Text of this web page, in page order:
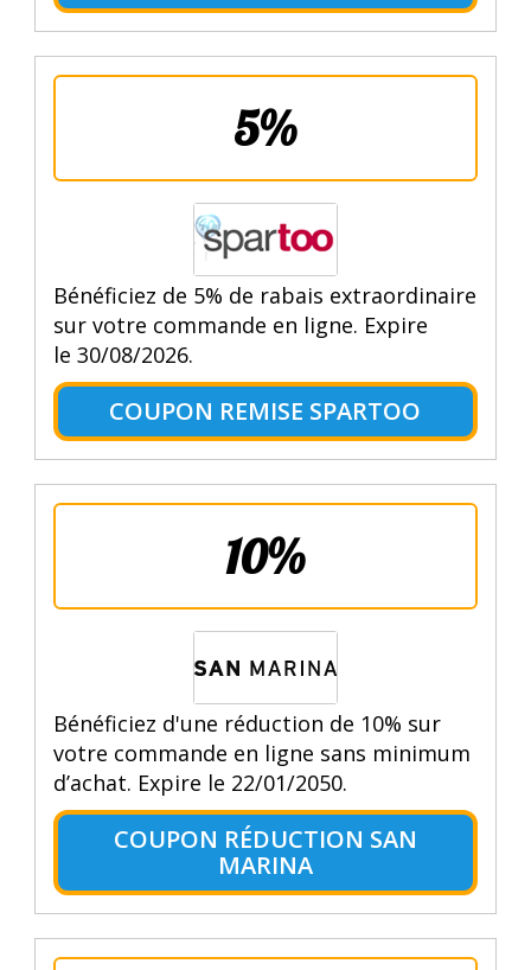
5%
Bénéficiez de 5% de rabais extraordinaire
sur votre commande en ligne. Expire
le 30/08/2026.
COUPON REMISE SPARTOO
10%
Bénéficiez d'une réduction de 10% sur
votre commande en ligne sans minimum
d’achat. Expire le 22/01/2050.
COUPON RÉDUCTION SAN
MARINA